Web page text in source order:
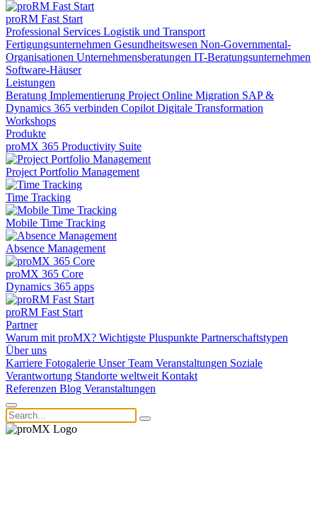
proRM Fast Start
Professional Services Logistik und Transport
Fertigungsunternehmen Gesundheitswesen Non-Governmental-
Organisationen Unternehmensberatungen IT-Beratungsunternehmen
Software-Häuser
Leistungen
Beratung Implementierung Project Online Migration SAP &
Dynamics 365 verbinden Copilot Digitale Transformation
Workshops
Produkte
proMX 365 Productivity Suite
Project Portfolio Management
Time Tracking
Mobile Time Tracking
Absence Management
proMX 365 Core
Dynamics 365 apps
proRM Fast Start
Partner
Warum mit proMX? Wichtigste Pluspunkte Partnerschaftstypen
Über uns
Karriere Fotogalerie Unser Team Veranstaltungen Soziale
Verantwortung Standorte weltweit Kontakt
Referenzen Blog Veranstaltungen